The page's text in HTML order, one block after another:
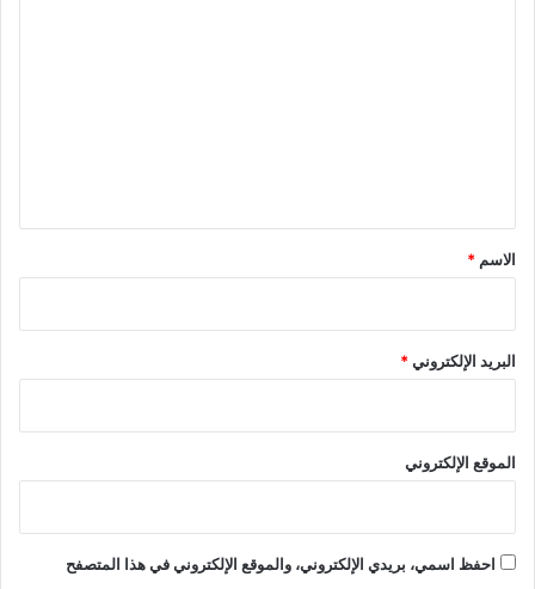
*
الاسم *
البريد الإلكتروني*
الموقع الإلكتروني
احفظ اسمي، بريدي الإلكتروني، والموقع الإلكتروني في هذا المتصفح